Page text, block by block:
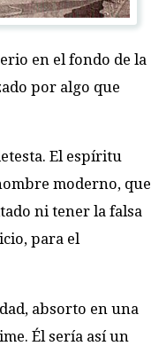
en el fondo de la
por algo que
El espíritu
moderno, que
ni tener la falsa
para el
absorto en una
Él sería así un